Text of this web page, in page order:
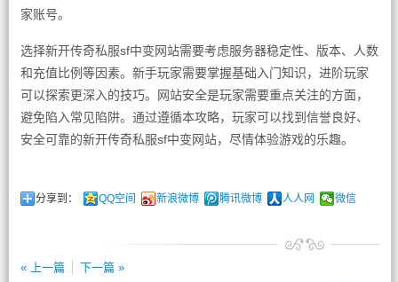
家账号。
选择新开传奇私服sf中变网站需要考虑服务器稳定性、版本、人数
和充值比例等因素。新手玩家需要掌握基础入门知识，进阶玩家
可以探索更深入的技巧。网站安全是玩家需要重点关注的方面，
避免陷入常见陷阱。通过遵循本攻略，玩家可以找到信誉良好、
安全可靠的新开传奇私服sf中变网站，尽情体验游戏的乐趣。
分享到： QQ空间 新浪微博 腾讯微博 人人网 微信
« 上一篇
下一篇 »